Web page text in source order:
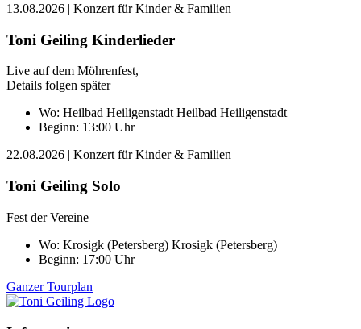
13.08.2026 | Konzert für Kinder & Familien
Toni Geiling Kinderlieder
Live auf dem Möhrenfest,
Details folgen später
Wo: Heilbad Heiligenstadt Heilbad Heiligenstadt
Beginn: 13:00 Uhr
22.08.2026 | Konzert für Kinder & Familien
Toni Geiling Solo
Fest der Vereine
Wo: Krosigk (Petersberg) Krosigk (Petersberg)
Beginn: 17:00 Uhr
Ganzer Tourplan